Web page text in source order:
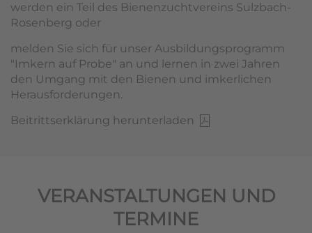
werden ein Teil des Bienenzuchtvereins Sulzbach-
Rosenberg oder
melden Sie sich für unser Ausbildungsprogramm
"Imkern auf Probe" an und lernen in zwei Jahren
den Umgang mit den Bienen und imkerlichen
Herausforderungen.
Beitrittserklärung herunterladen
VERANSTALTUNGEN UND
TERMINE